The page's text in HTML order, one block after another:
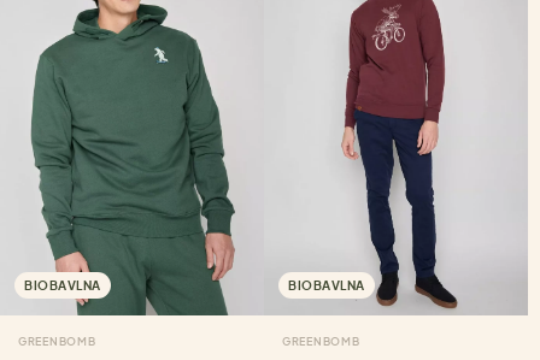
BIOBAVLNA
GREENBOMB
BIOBAVLNA
GREENBOMB